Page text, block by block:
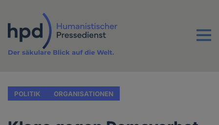
Inhalt
Menu
Der säkulare Blick auf die Welt.
POLITIK ORGANISATIONEN